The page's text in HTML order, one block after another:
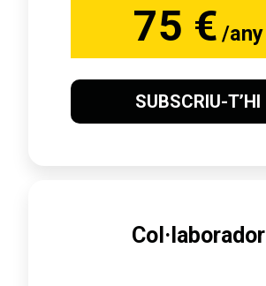
75 € /any
SUBSCRIU-T’HI
Col·laborador